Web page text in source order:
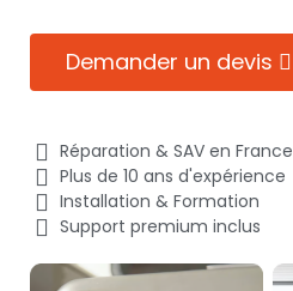
Demander un devis
Réparation & SAV en France
Plus de 10 ans d'expérience
Installation & Formation
Support premium inclus